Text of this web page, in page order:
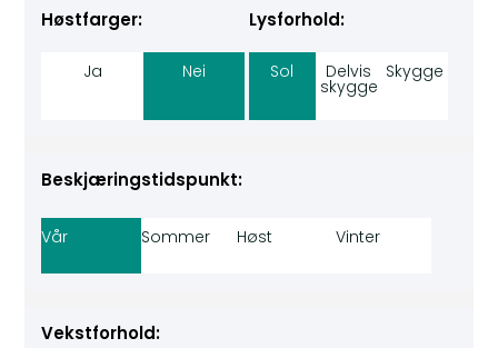
Høstfarger:
Ja Nei
Lysforhold:
Sol Delvis
skygge
Skygge
Beskjæringstidspunkt:
Vår Sommer Høst Vinter
Vekstforhold: